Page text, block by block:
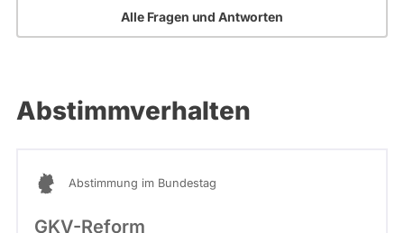
Alle Fragen und Antworten
Abstimmverhalten
Abstimmung im Bundestag
GKV-Reform